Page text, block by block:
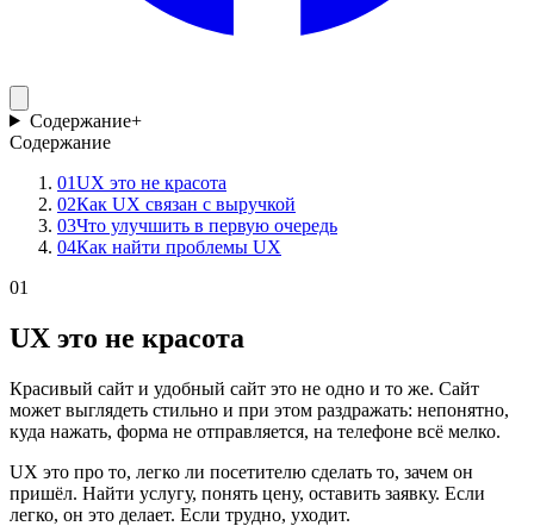
Содержание+
Содержание
01UX это не красота
02Как UX связан с выручкой
03Что улучшить в первую очередь
04Как найти проблемы UX
01
UX это не красота
Красивый сайт и удобный сайт это не одно и то же. Сайт
может выглядеть стильно и при этом раздражать: непонятно,
куда нажать, форма не отправляется, на телефоне всё мелко.
UX это про то, легко ли посетителю сделать то, зачем он
пришёл. Найти услугу, понять цену, оставить заявку. Если
легко, он это делает. Если трудно, уходит.